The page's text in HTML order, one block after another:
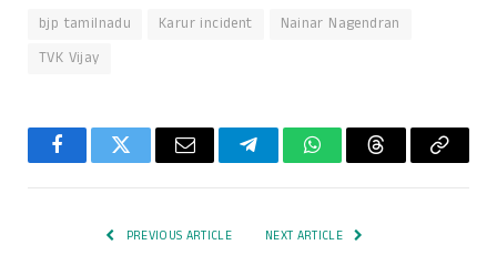
bjp tamilnadu Karur incident
Nainar Nagendran
TVK Vijay
FacebookTwitter Email TelegramWhatsAppThreadsCopy
PREVIOUS ARTICLE NEXT ARTICLE